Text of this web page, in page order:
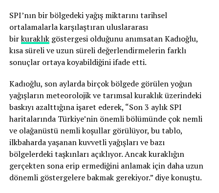
SPI’nın bir bölgedeki yağış miktarını tarihsel
ortalamalarla karşılaştıran uluslararası
birkuraklıkgöstergesi olduğunu anımsatan Kadıoğlu,
kısa süreli ve uzun süreli değerlendirmelerin farklı
sonuçlar ortaya koyabildiğini ifade etti.
Kadıoğlu, son aylarda birçok bölgede görülen yoğun
yağışların meteorolojik ve tarımsal kuraklık üzerindeki
baskıyı azalttığına işaret ederek, “Son 3 aylık SPI
haritalarında Türkiye’nin önemli bölümünde çok nemli
ve olağanüstü nemli koşullar görülüyor, bu tablo,
ilkbaharda yaşanan kuvvetli yağışları ve bazı
bölgelerdeki taşkınları açıklıyor. Ancak kuraklığın
gerçekten sona erip ermediğini anlamak için daha uzun
dönemli göstergelere bakmak gerekiyor.” diye konuştu.